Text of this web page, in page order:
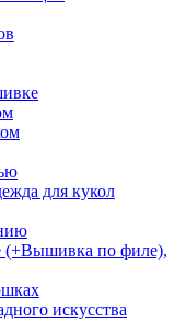
для кукол
(+Вышивка по филе),
искусства